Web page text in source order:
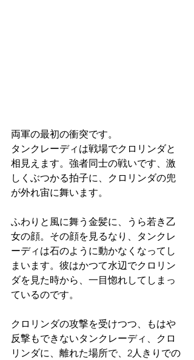
両軍の最初の衝突です。
タンクレーディは戦場でクロリンダと
相見えます。強者同士の戦いです、激
しくぶつかる拍子に、クロリンダの兜
が外れ宙に舞います。
ふわりと風に舞う金髪に、うら若き乙
女の顔。その顔を見るなり、タンクレ
ーディは石のように動かなくなってし
まいます。彼はかつて水辺でクロリン
ダを見た時から、一目惚れしてしまっ
ているのです。
クロリンダの攻撃を受けつつ、もはや
反撃もできないタンクレーディ、クロ
リンダに、離れた場所で、2人きりでの